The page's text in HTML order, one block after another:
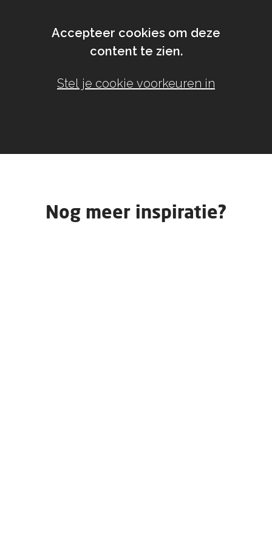
Accepteer cookies om deze
content te zien.
Stel je cookie voorkeuren in
Nog meer inspiratie?